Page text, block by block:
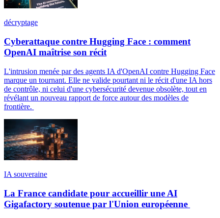
décryptage
Cyberattaque contre Hugging Face : comment
OpenAI maîtrise son récit
L'intrusion menée par des agents IA d'OpenAI contre Hugging Face
marque un tournant. Elle ne valide pourtant ni le récit d'une IA hors
de contrôle, ni celui d'une cybersécurité devenue obsolète, tout en
révélant un nouveau rapport de force autour des modèles de
frontière.
IA souveraine
La France candidate pour accueillir une AI
Gigafactory soutenue par l'Union européenne